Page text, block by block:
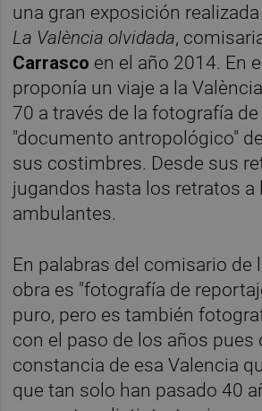
una gran exposición
La València olvidada,
Carrasco en el año 2014. En
proponía un viaje a la
70 a través de la fotografía
"documento antropológico"
sus costimbres. Desde sus
jugandos hasta los retratos a
ambulantes.
En palabras del comisario de
obra es "fotografía de
puro, pero es también
con el paso de los años pues
constancia de esa Valencia
que tan solo han pasado 40